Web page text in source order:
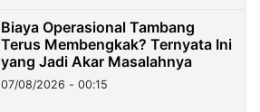
Biaya Operasional Tambang
Terus Membengkak? Ternyata Ini
yang Jadi Akar Masalahnya
07/08/2026 - 00:15